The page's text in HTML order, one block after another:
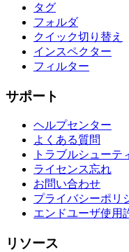
タグ
フォルダ
クイック切り替え
インスペクター
フィルター
サポート
ヘルプセンター
よくある質問
トラブルシューテ
ライセンス忘れ
お問い合わせ
プライバシーポリ
エンドユーザ使用
リソース